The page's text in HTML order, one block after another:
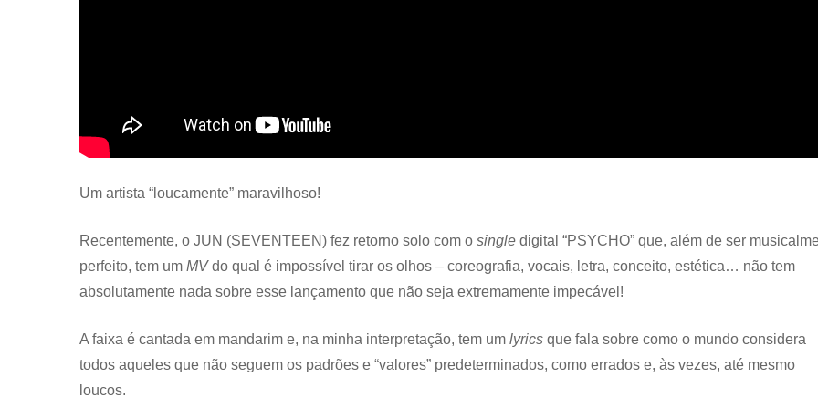
Um artista “loucamente” maravilhoso!
Recentemente, o JUN (SEVENTEEN) fez retorno solo com o single digital “PSYCHO” que, além de ser
perfeito, tem um MVdo qual é impossível tirar os olhos – coreografia, vocais, letra, conceito, estética… não tem
absolutamente nada sobre esse lançamento que não seja extremamente impecável!
A faixa é cantada em mandarim e, na minha interpretação, tem um lyrics que fala sobre como o mundo considera
todos aqueles que não seguem os padrões e “valores” predeterminados, como errados e, às vezes, até mesmo
loucos.